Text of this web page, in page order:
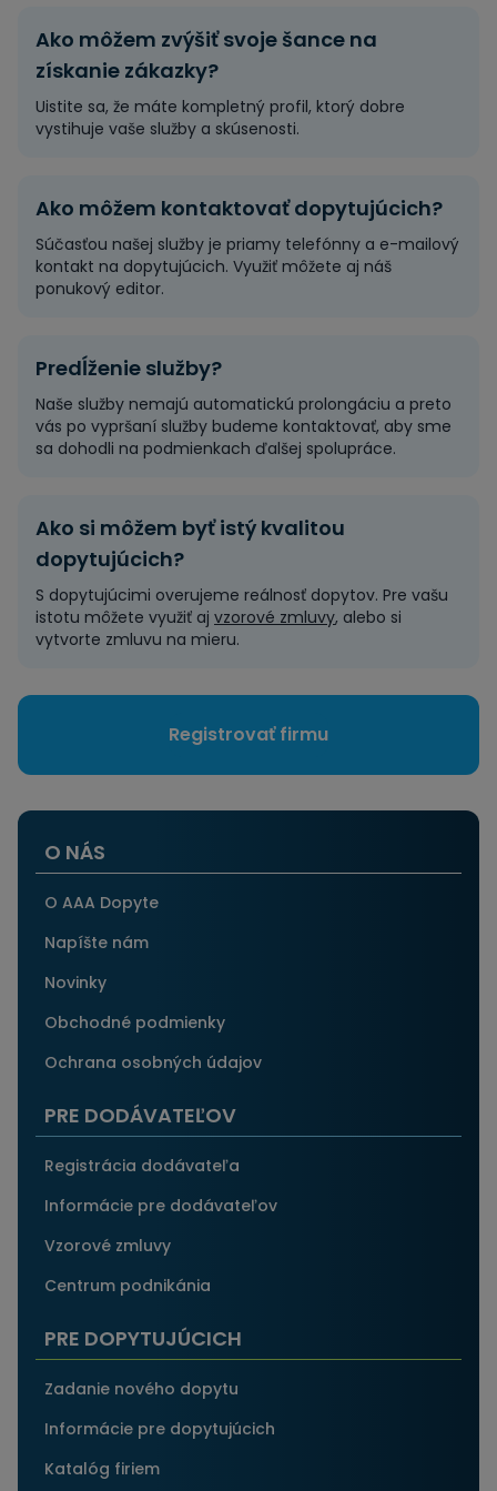
Ako môžem zvýšiť svoje šance na
získanie zákazky?
Uistite sa, že máte kompletný profil, ktorý dobre
vystihuje vaše služby a skúsenosti.
Ako môžem kontaktovať dopytujúcich?
Súčasťou našej služby je priamy telefónny a e-mailový
kontakt na dopytujúcich. Využiť môžete aj náš
ponukový editor.
Predĺženie služby?
Naše služby nemajú automatickú prolongáciu a preto
vás po vypršaní služby budeme kontaktovať, aby sme
sa dohodli na podmienkach ďalšej spolupráce.
Ako si môžem byť istý kvalitou
dopytujúcich?
S dopytujúcimi overujeme reálnosť dopytov. Pre vašu
istotu môžete využiť aj vzorové zmluvy, alebo si
vytvorte zmluvu na mieru.
Registrovať firmu
O NÁS
O AAA Dopyte
Napíšte nám
Novinky
Obchodné podmienky
Ochrana osobných údajov
PRE DODÁVATEĽOV
Registrácia dodávateľa
Informácie pre dodávateľov
Vzorové zmluvy
Centrum podnikánia
PRE DOPYTUJÚCICH
Zadanie nového dopytu
Informácie pre dopytujúcich
Katalóg firiem